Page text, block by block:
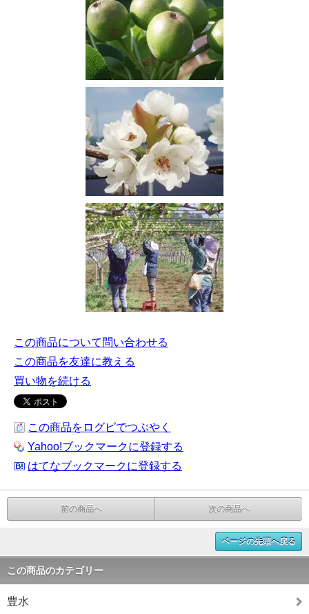
この商品について問い合わせる
この商品を友達に教える
買い物を続ける
この商品をログピでつぶやく
Yahoo!ブックマークに登録する
はてなブックマークに登録する
前の商品へ 次の商品へ
ページの先頭へ戻る
この商品のカテゴリー
豊水